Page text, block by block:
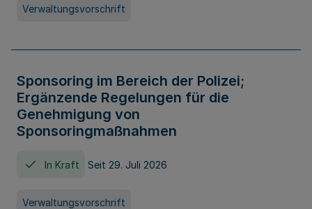
Verwaltungsvorschrift
Sponsoring im Bereich der Polizei;
Ergänzende Regelungen für die
Genehmigung von
Sponsoringmaßnahmen
In Kraft Seit 29. Juli 2026
Verwaltungsvorschrift